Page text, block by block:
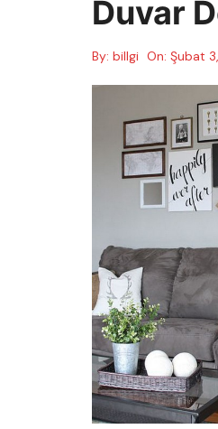
Duvar
By: billgi On: Şubat